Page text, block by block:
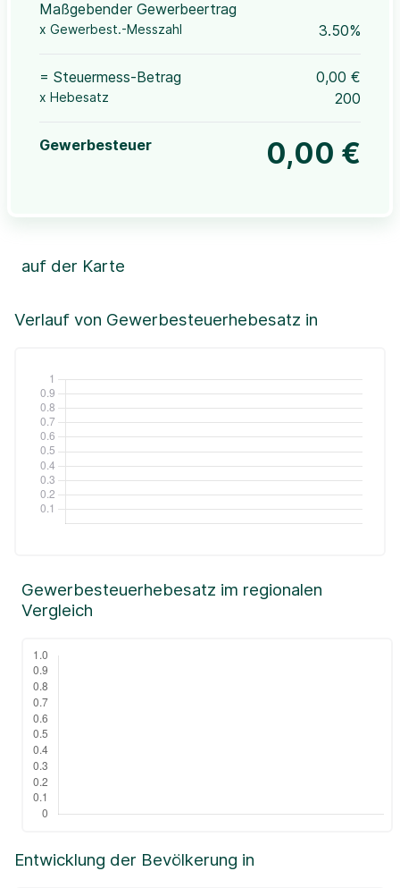
Maßgebender Gewerbeertrag
x Gewerbest.-Messzahl 3.50%
= Steuermess-Betrag 0,00 €
x Hebesatz 200
Gewerbesteuer 0,00 €
Verlauf von Gewerbesteuerhebesatz in
auf der Karte
+
Leaflet|©OpenStreetMap, ©CartoDB,
Entwicklung der Bevölkerung in
Gewerbesteuerhebesatz im regionalen
Vergleich